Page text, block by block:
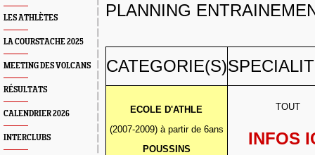
LES ATHLÈTES
LA COURSTACHE 2025
MEETING DES VOLCANS
RÉSULTATS
CALENDRIER 2026
INTERCLUBS
PLANNING
CATEGORIE(S)
ECOLE D'ATHLE
(2007-2009) à partir de 6ans
POUSSINS
TOUT
INFOS